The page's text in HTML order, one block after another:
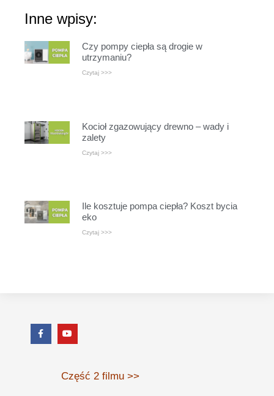
Inne wpisy:
Czy pompy ciepła są drogie w
utrzymaniu?
Czytaj >>>
Kocioł zgazowujący drewno – wady i
zalety
Czytaj >>>
Ile kosztuje pompa ciepła? Koszt bycia
eko
Czytaj >>>
Część 2 filmu >>